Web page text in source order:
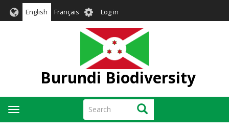
English Français User
account
menu
Log in
Burundi Biodiversity
Search Search
Toggle
navigation